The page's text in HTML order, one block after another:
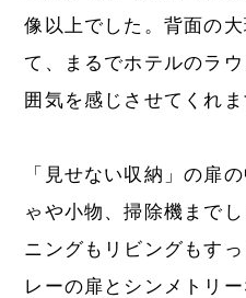
像以上でした。背面の
て、まるでホテルのラ
囲気を感じさせてくれま
「見せない収納」の扉
ゃや小物、掃除機まで
ニングもリビングもす
レーの扉とシンメトリ